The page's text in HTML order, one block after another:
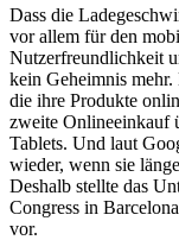
Dass die
vor allem für den
Nutzerfreundlichkeit
kein Geheimnis
die ihre Produkte
zweite Onlineeinkauf
Tablets. Und laut
wieder, wenn sie
Deshalb stellte das
Congress in
vor.